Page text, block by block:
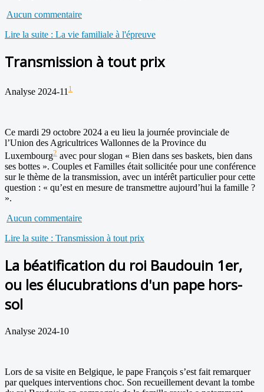
Aucun commentaire
Lire la suite : La vie familiale à l'épreuve
Transmission à tout prix
Analyse 2024-11 1
Ce mardi 29 octobre 2024 a eu lieu la journée provinciale de
l’Union des Agricultrices Wallonnes de la Province du
Luxembourg2 avec pour slogan « Bien dans ses baskets, bien dans
ses bottes ». Couples et Familles était sollicitée pour une conférence
sur le thème de la transmission, avec un intérêt particulier pour cette
question : « qu’est en mesure de transmettre aujourd’hui la famille ?
».
Aucun commentaire
Lire la suite : Transmission à tout prix
La béatification du roi Baudouin 1er,
ou les élucubrations d'un pape hors-
sol
Analyse 2024-10
Lors de sa visite en Belgique, le pape François s’est fait remarquer
par quelques interventions choc. Son recueillement devant la tombe